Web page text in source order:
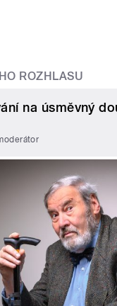
ROZHLASU
na úsměvný